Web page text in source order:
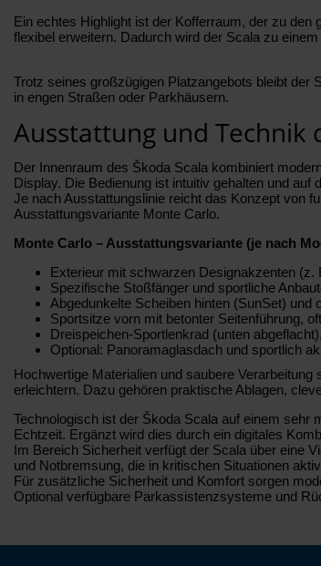
Ein echtes Highlight ist der Kofferraum, der zu
flexibel erweitern. Dadurch wird der Scala zu
Trotz seines großzügigen Platzangebots bleibt der
in engen Straßen oder Parkhäusern.
Ausstattung und Technik
Der Innenraum des Škoda Scala kombiniert
Display. Die Bedienung ist intuitiv gehalten und auf
Je nach Ausstattungslinie reicht das Konzept von
Ausstattungsvariante Monte Carlo.
Monte Carlo – Ausstattungsvariante (je nach
Exterieur mit schwarzen Designakzenten (z.
Spezifische Stoßfänger und sportliche
Abgedunkelte Scheiben hinten (SunSet) und
Sportsitze vorn mit betonter Seitenführung,
Dreispeichen-Sportlenkrad (unten
Optional: Panoramaglasdach und sportlich
Hochwertige Materialien und saubere
erleichtern. Dazu gehören praktische Ablagen,
Technologisch ist der Škoda Scala auf einem sehr
Echtzeit. Ergänzt wird dies durch ein digitales
Im Bereich Sicherheit verfügt der Scala über eine
und Notbremsung, die in kritischen Situationen
Für zusätzliche Sicherheit und Komfort sorgen
Optional verfügbare Parkassistenzsysteme und